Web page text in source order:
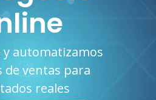
y automatizamos
de ventas para
reales